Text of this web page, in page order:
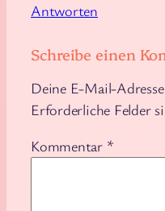
Antworten
Schreibe einen
Deine E-Mail-
Erforderliche Felder
Kommentar *